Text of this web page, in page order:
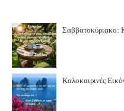
Σαββατοκύριακο:
Καλοκαιρινές